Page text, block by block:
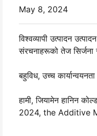
May 8, 2024
विश्वव्यापी उत्पादन
संरचनाहरूको तेज सिर्जना
बहुविध, उच्च
हामी, जियामेन हानिन
2024, the Additive